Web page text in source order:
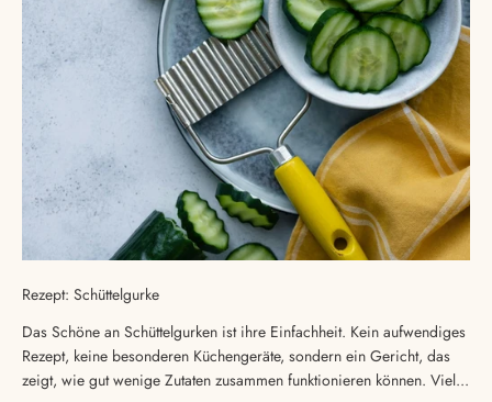
Rezept: Schüttelgurke
Das Schöne an Schüttelgurken ist ihre Einfachheit. Kein aufwendiges
Rezept, keine besonderen Küchengeräte, sondern ein Gericht, das
zeigt, wie gut wenige Zutaten zusammen funktionieren können. Viel...